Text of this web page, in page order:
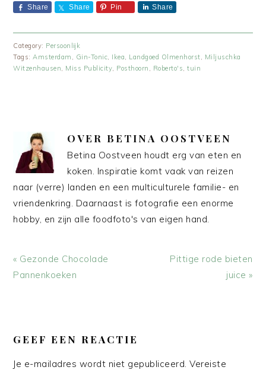
Share Share Pin Share
Category: Persoonlijk
Tags:Amsterdam , Gin-Tonic, Ikea, Landgoed Olmenhorst, Miljuschka
Witzenhausen, Miss Publicity, Posthoorn , Roberto's,tuin
OVER BETINA OOSTVEEN
Betina Oostveen houdt erg van eten en
koken. Inspiratie komt vaak van reizen
naar (verre) landen en een multiculturele familie- en
vriendenkring. Daarnaast is fotografie een enorme
hobby, en zijn alle foodfoto's van eigen hand.
Vorig
bericht:
« Gezonde Chocolade
Pannenkoeken
Volgend
Pittige rode bieten
juice »
INTERACTIES
GEEF EEN REACTIE
Je e-mailadres wordt niet gepubliceerd. Vereiste